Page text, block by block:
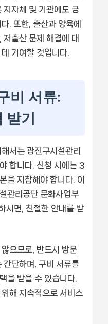
지자체 및 기관에도 긍
. 또한, 출산과 양육에
출산 문제 해결에 대
기여할 것입니다.
비 서류:
받기
서는 광진구시설관리
합니다. 신청 시에는 3
을 지참해야 합니다. 이
관리공단 문화사업부
면, 친절한 안내를 받
으므로, 반드시 방문
간단하며, 구비 서류를
을 받을 수 있습니다.
해 지속적으로 서비스